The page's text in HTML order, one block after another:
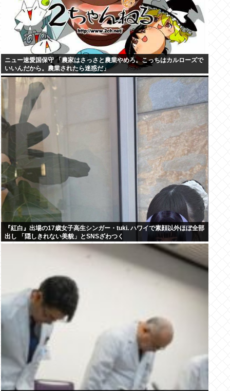
ニュー速愛国保守 「農家はさっさと農業やめろ。こっちはカルローズで
いいんだから。農業されたら迷惑だ」
『紅白』出場の17歳女子高生シンガー・tuki. ハワイで素顔以外ほぼ全部
出し 「隠しきれない美貌」とSNSざわつく